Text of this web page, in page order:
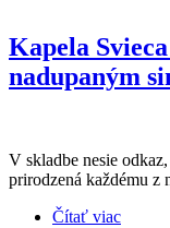
Kapela
nadupaným
V skladbe nesie
prirodzená každému z
Čítať viac